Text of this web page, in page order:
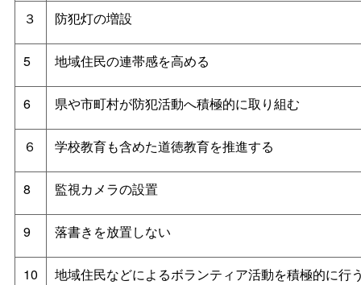
３ 防犯灯の増設
5 地域住民の連帯感を高める
6 県や市町村が防犯活動へ積極的に取り組む
６ 学校教育も含めた道徳教育を推進する
8 監視カメラの設置
9 落書きを放置しない
10 地域住民などによるボランティア活動を積極的に行